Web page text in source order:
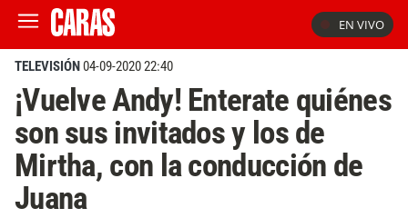
EN VIVO
TELEVISIÓN04-09-2020 22:40
¡Vuelve Andy! Enterate quiénes
son sus invitados y los de
Mirtha, con la conducción de
Juana